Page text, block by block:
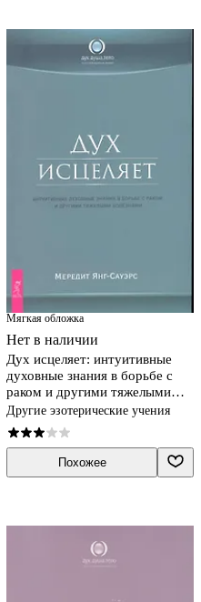
Мягкая обложка
Нет в наличии
Дух исцеляет: интуитивные
духовные знания в борьбе с
раком и другими тяжелыми
болезнями.
Другие эзотерические учения
Похожее